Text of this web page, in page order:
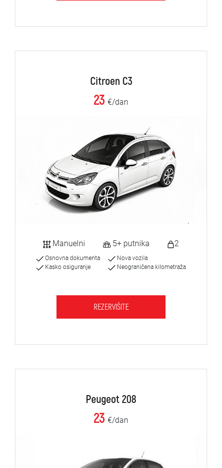
Citroen C3
23 €/dan
Manuelni 5+ putnika 2
Osnovna dokumenta
Kasko osiguranje
Nova vozila
Neograničena kilometraža
REZERVIŠITE
Peugeot 208
23 €/dan